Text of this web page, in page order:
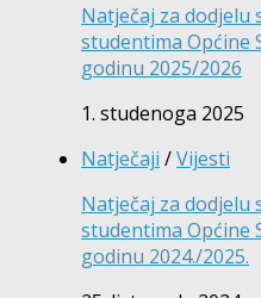
Natječaj za dodjelu
studentima Općine
godinu 2025/2026
1. studenoga 2025
Natječaji /Vijesti
Natječaj za dodjelu
studentima Općine
godinu 2024./2025.